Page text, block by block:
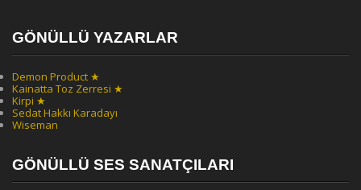
GÖNÜLLÜ YAZARLAR
Demon Product ★
Kainatta Toz Zerresi ★
Kirpi ★
Sedat Hakkı Karadayı
Wiseman
GÖNÜLLÜ SES SANATÇILARI